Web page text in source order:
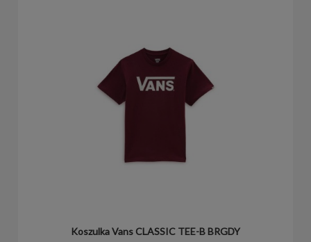
Koszulka Vans CLASSIC TEE-B BRGDY